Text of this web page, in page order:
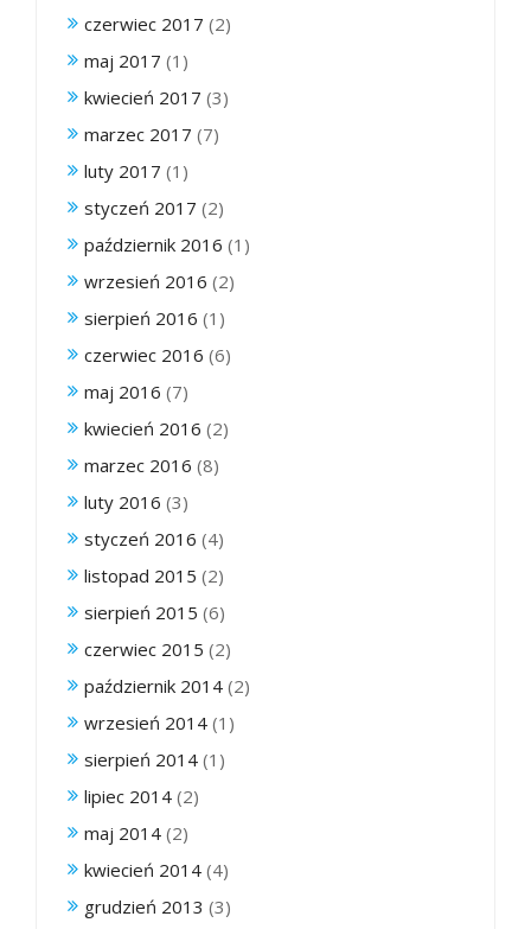
czerwiec 2017 (2)
maj 2017 (1)
kwiecień 2017 (3)
marzec 2017 (7)
luty 2017 (1)
styczeń 2017 (2)
październik 2016 (1)
wrzesień 2016 (2)
sierpień 2016 (1)
czerwiec 2016 (6)
maj 2016 (7)
kwiecień 2016 (2)
marzec 2016 (8)
luty 2016 (3)
styczeń 2016 (4)
listopad 2015 (2)
sierpień 2015 (6)
czerwiec 2015 (2)
październik 2014 (2)
wrzesień 2014 (1)
sierpień 2014 (1)
lipiec 2014 (2)
maj 2014 (2)
kwiecień 2014 (4)
grudzień 2013 (3)